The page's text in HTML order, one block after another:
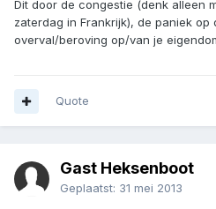
Dit door de congestie (denk alleen
zaterdag in Frankrijk), de paniek
overval/beroving op/van je
Quote
Gast Heksenboot
Geplaatst: 31 mei 2013